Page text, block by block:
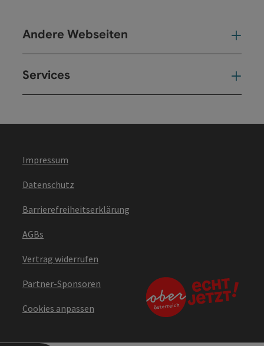
Andere Webseiten
Services
Impressum
Datenschutz
Barrierefreiheitserklärung
AGBs
Vertrag widerrufen
Partner-Sponsoren
Cookies anpassen